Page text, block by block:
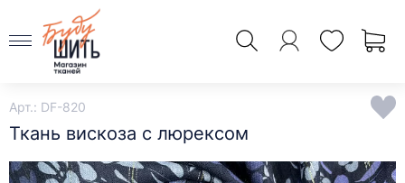
Арт.: DF-820
Ткань вискоза с люрексом